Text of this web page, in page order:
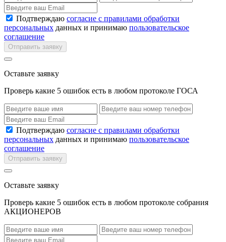
Подтверждаю согласие с правилами обработки
персональных данных и принимаю пользовательское
соглашение
Отправить заявку
Оставьте заявку
Проверь какие 5 ошибок есть в любом протоколе ГОСА
Подтверждаю согласие с правилами обработки
персональных данных и принимаю пользовательское
соглашение
Отправить заявку
Оставьте заявку
Проверь какие 5 ошибок есть в любом протоколе собрания
АКЦИОНЕРОВ